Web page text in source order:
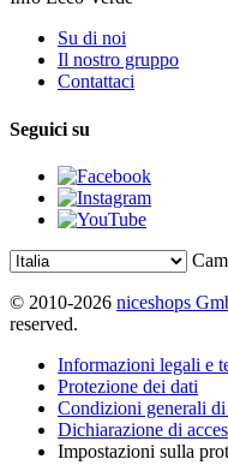
Su di noi
Il nostro gruppo
Contattaci
Seguici su
© 2010-2026 niceshops
reserved.
Informazioni legali e
Protezione dei dati
Condizioni generali
Dichiarazione di
Impostazioni sulla